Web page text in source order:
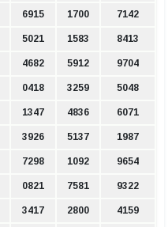
6915 1700 7142
5021 1583 8413
4682 5912 9704
0418 3259 5048
1347 4836 6071
3926 5137 1987
7298 1092 9654
0821 7581 9322
3417 2800 4159